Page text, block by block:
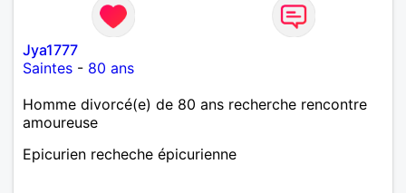
Jya1777
Saintes - 80 ans
Homme divorcé(e) de 80 ans recherche rencontre
amoureuse
Epicurien recheche épicurienne